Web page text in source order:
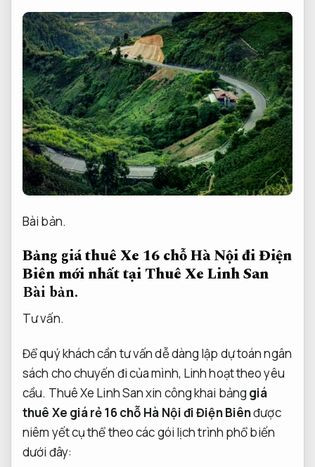
Bài bản.
Bảng giá thuê Xe 16 chỗ Hà Nội đi Điện
Biên mới nhất tại Thuê Xe Linh San
Bài bản.
Tư vấn.
Để quý khách cần tư vấn dễ dàng lập dự toán ngân
sách cho chuyến đi của mình, Linh hoạt theo yêu
cầu. Thuê Xe Linh San xin công khai bảng giá
thuê Xe giá rẻ 16 chỗ Hà Nội đi Điện Biênđược
niêm yết cụ thể theo các gói lịch trình phổ biến
dưới đây: